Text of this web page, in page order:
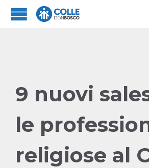
9 nuovi
le
religiose al